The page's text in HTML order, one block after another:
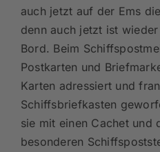
auch jetzt auf der Ems
denn auch jetzt ist
Bord. Beim
Postkarten und
Karten adressiert und
Schiffsbriefkasten
sie mit einen Cachet und
besonderen